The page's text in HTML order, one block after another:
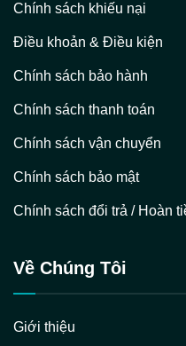
Chính sách khiếu nại
Điều khoản & Điều kiện
Chính sách bảo hành
Chính sách thanh toán
Chính sách vận chuyển
Chính sách bảo mật
Chính sách đổi trả / Hoàn
Về Chúng Tôi
Giới thiệu